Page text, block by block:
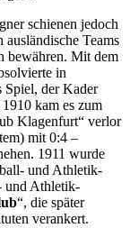
schienen jedoch
Teams
bewähren. Mit dem
in
der Kader
kam es zum
Klagenfurt“ verlor
mit 0:4 –
1911 wurde
und Athletik-
und Athletik-
“, die später
verankert.